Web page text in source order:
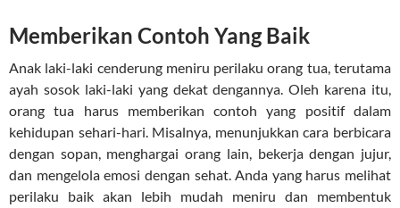
Memberikan Contoh Yang Baik
Anak laki-laki cenderung meniru perilaku orang tua, terutama
ayah sosok laki-laki yang dekat dengannya. Oleh karena itu,
orang tua harus memberikan contoh yang positif dalam
kehidupan sehari-hari. Misalnya, menunjukkan cara berbicara
dengan sopan, menghargai orang lain, bekerja dengan jujur,
dan mengelola emosi dengan sehat. Anda yang harus melihat
perilaku baik akan lebih mudah meniru dan membentuk